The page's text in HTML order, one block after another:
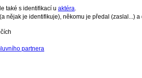
také s identifikací u aktéra.
je identifikuje), někomu je předal (zaslal...)
partnera